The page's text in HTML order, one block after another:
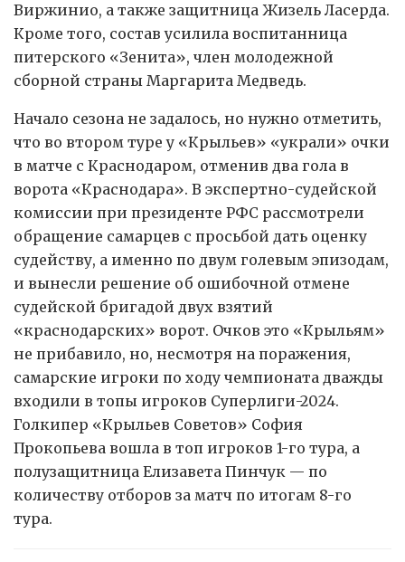
Виржинио, а также защитница Жизель Ласерда.
Кроме того, состав усилила воспитанница
питерского «Зенита», член молодежной
сборной страны Маргарита Медведь.
Начало сезона не задалось, но нужно отметить,
что во втором туре у «Крыльев» «украли» очки
в матче с Краснодаром, отменив два гола в
ворота «Краснодара». В экспертно-судейской
комиссии при президенте РФС рассмотрели
обращение самарцев с просьбой дать оценку
судейству, а именно по двум голевым эпизодам,
и вынесли решение об ошибочной отмене
судейской бригадой двух взятий
«краснодарских» ворот. Очков это «Крыльям»
не прибавило, но, несмотря на поражения,
самарские игроки по ходу чемпионата дважды
входили в топы игроков Суперлиги-2024.
Голкипер «Крыльев Советов» София
Прокопьева вошла в топ игроков 1-го тура, а
полузащитница Елизавета Пинчук — по
количеству отборов за матч по итогам 8-го
тура.